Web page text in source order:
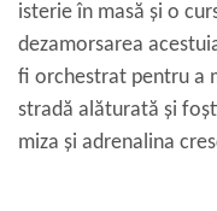
isterie în masă și o
dezamorsarea
fi orchestrat pentru a
stradă alăturată și
miza și adrenalina